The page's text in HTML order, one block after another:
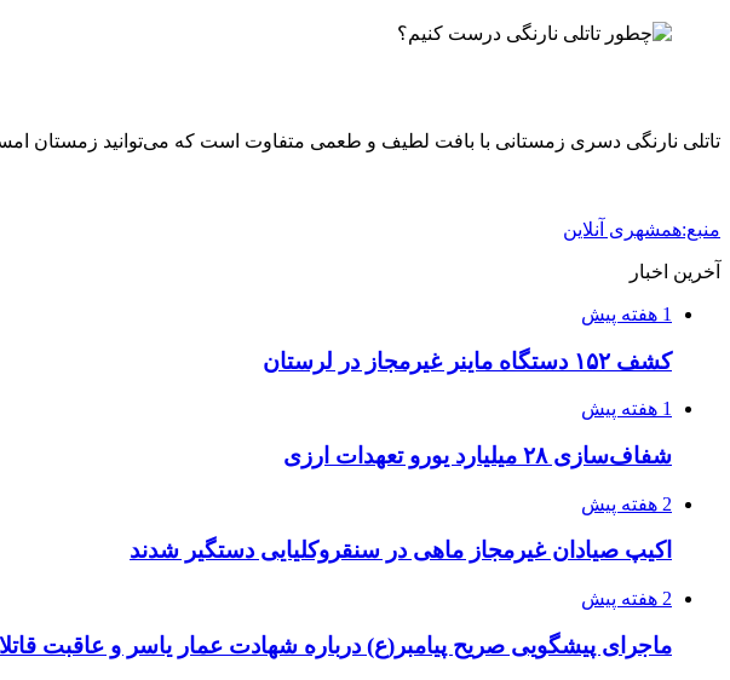
تاتلی نارنگی دسری زمستانی با بافت لطیف و طعمی متفاوت است که می‌توانید زمستان
منبع:همشهری آنلاین
آخرین اخبار
1 هفته پیش
کشف ۱۵۲ دستگاه ماینر غیرمجاز در لرستان
1 هفته پیش
شفاف‌سازی ۲۸ میلیارد یورو تعهدات ارزی
2 هفته پیش
اکیپ صیادان غیرمجاز ماهی در سنقروکلیایی دستگیر شدند
2 هفته پیش
ماجرای پیشگویی صریح پیامبر(ع) درباره شهادت عمار یاسر و عاقبت